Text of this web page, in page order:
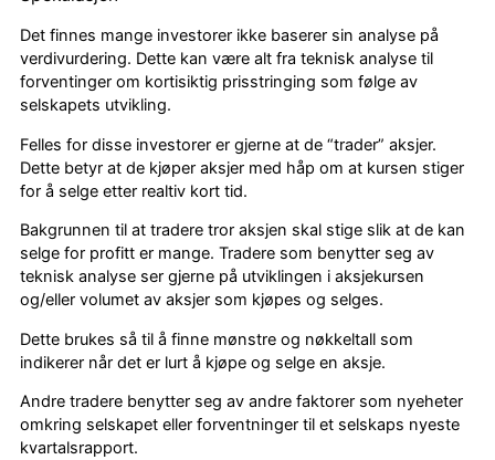
Det finnes mange investorer ikke baserer sin analyse på
verdivurdering. Dette kan være alt fra teknisk analyse til
forventinger om kortisiktig prisstringing som følge av
selskapets utvikling.
Felles for disse investorer er gjerne at de “trader” aksjer.
Dette betyr at de kjøper aksjer med håp om at kursen stiger
for å selge etter realtiv kort tid.
Bakgrunnen til at tradere tror aksjen skal stige slik at de kan
selge for profitt er mange. Tradere som benytter seg av
teknisk analyse ser gjerne på utviklingen i aksjekursen
og/eller volumet av aksjer som kjøpes og selges.
Dette brukes så til å finne mønstre og nøkkeltall som
indikerer når det er lurt å kjøpe og selge en aksje.
Andre tradere benytter seg av andre faktorer som nyeheter
omkring selskapet eller forventninger til et selskaps nyeste
kvartalsrapport.